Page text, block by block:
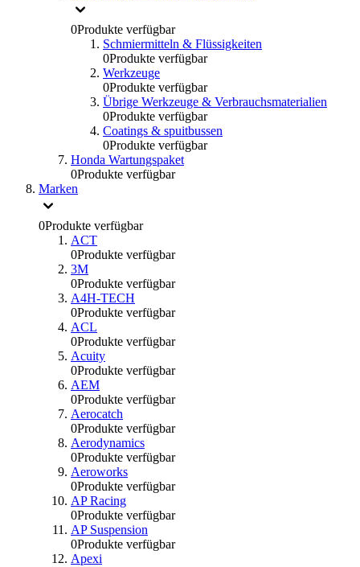
0Produkte verfügbar
Schmiermitteln & Flüssigkeiten
0Produkte verfügbar
Werkzeuge
0Produkte verfügbar
Übrige Werkzeuge & Verbrauchsmaterialien
0Produkte verfügbar
Coatings & spuitbussen
0Produkte verfügbar
Honda Wartungspaket
0Produkte verfügbar
Marken
0Produkte verfügbar
ACT
0Produkte verfügbar
3M
0Produkte verfügbar
A4H-TECH
0Produkte verfügbar
ACL
0Produkte verfügbar
Acuity
0Produkte verfügbar
AEM
0Produkte verfügbar
Aerocatch
0Produkte verfügbar
Aerodynamics
0Produkte verfügbar
Aeroworks
0Produkte verfügbar
AP Racing
0Produkte verfügbar
AP Suspension
0Produkte verfügbar
Apexi